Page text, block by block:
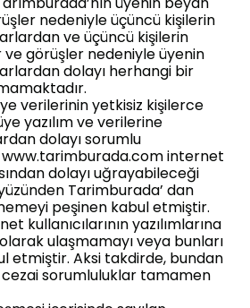
nedeniyle üçüncü kişilerin
ve üçüncü kişilerin
görüşler nedeniyle üyenin
dolayı herhangi bir
verilerinin yetkisiz kişilerce
yazılım ve verilerine
dolayı sorumlu
www.tarimburada.com internet
dolayı uğrayabileceği
Tarimburada’ dan
peşinen kabul etmiştir.
kullanıcılarının yazılımlarına
ulaşmamayı veya bunları
etmiştir. Aksi takdirde, bundan
sorumluluklar tamamen